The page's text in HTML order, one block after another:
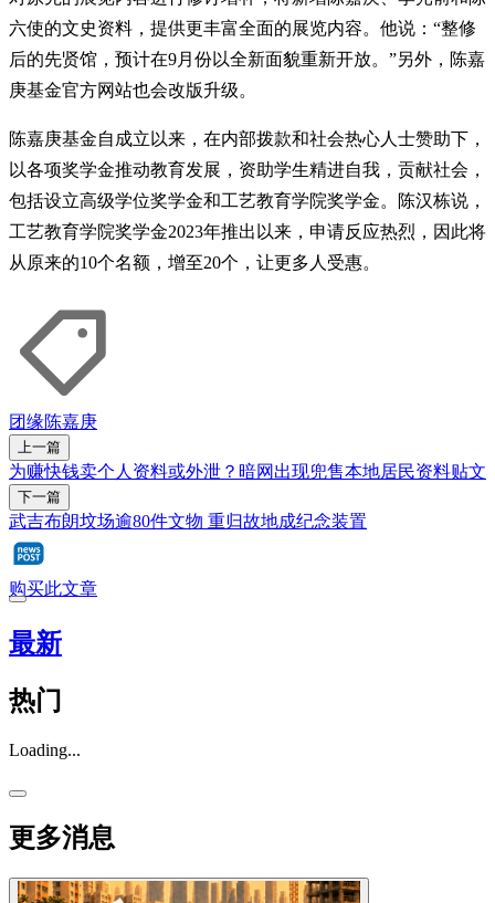
六使的文史资料，提供更丰富全面的展览内容。他说：“整修
后的先贤馆，预计在9月份以全新面貌重新开放。”另外，陈嘉
庚基金官方网站也会改版升级。
陈嘉庚基金自成立以来，在内部拨款和社会热心人士赞助下，
以各项奖学金推动教育发展，资助学生精进自我，贡献社会，
包括设立高级学位奖学金和工艺教育学院奖学金。陈汉栋说，
工艺教育学院奖学金2023年推出以来，申请反应热烈，因此将
从原来的10个名额，增至20个，让更多人受惠。
团缘陈嘉庚
上一篇
为赚快钱卖个人资料或外泄？暗网出现兜售本地居民资料贴文
下一篇
武吉布朗坟场逾80件文物 重归故地成纪念装置
购买此文章
最新
热门
Loading...
更多消息